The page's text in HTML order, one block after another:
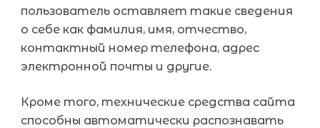
пользователь оставляет такие сведения
о себе как фамилия, имя, отчество,
контактный номер телефона, адрес
электронной почты и другие.
Кроме того, технические средства сайта
способны автоматически распознавать